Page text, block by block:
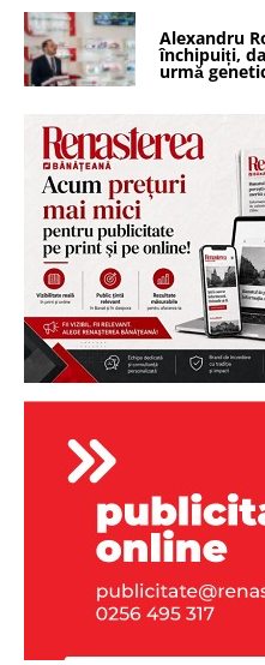
Alexandru
închipuiți,
urmă